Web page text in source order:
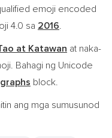
emoji encoded
4.0 sa 2016.
at Katawan at naka-
Bahagi ng Unicode
block.
ang mga sumusunod